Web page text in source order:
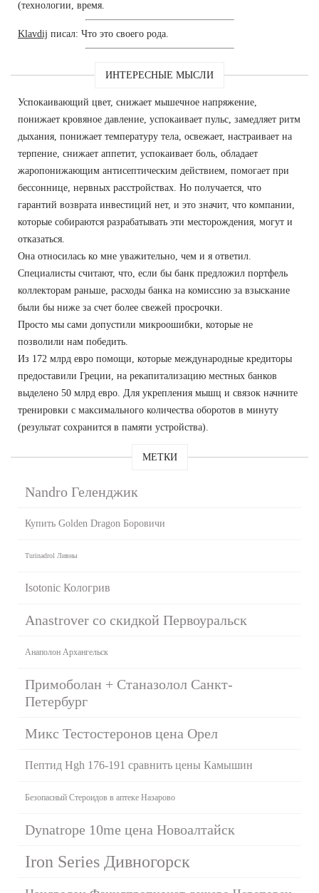
(технологии, время.
Klavdij писал: Что это своего рода.
ИНТЕРЕСНЫЕ МЫСЛИ
Успокаивающий цвет, снижает мышечное напряжение,
понижает кровяное давление, успокаивает пульс, замедляет ритм
дыхания, понижает температуру тела, освежает, настраивает на
терпение, снижает аппетит, успокаивает боль, обладает
жаропонижающим антисептическим действием, помогает при
бессоннице, нервных расстройствах. Но получается, что
гарантий возврата инвестиций нет, и это значит, что компании,
которые собираются разрабатывать эти месторождения, могут и
отказаться.
Она относилась ко мне уважительно, чем и я ответил.
Специалисты считают, что, если бы банк предложил портфель
коллекторам раньше, расходы банка на комиссию за взыскание
были бы ниже за счет более свежей просрочки.
Просто мы сами допустили микроошибки, которые не
позволили нам победить.
Из 172 млрд евро помощи, которые международные кредиторы
предоставили Греции, на рекапитализацию местных банков
выделено 50 млрд евро. Для укрепления мышц и связок начните
тренировки с максимального количества оборотов в минуту
(результат сохранится в памяти устройства).
МЕТКИ
Nandro Геленджик
Купить Golden Dragon Боровичи
Turinadrol Ливны
Isotonic Кологрив
Anastrover со скидкой Первоуральск
Анаполон Архангельск
Примоболан + Станазолол Санкт-
Петербург
Микс Тестостеронов цена Орел
Пептид Hgh 176-191 сравнить цены Камышин
Безопасный Стероидов в аптеке Назарово
Dynatrope 10me цена Новоалтайск
Iron Series Дивногорск